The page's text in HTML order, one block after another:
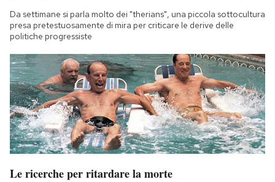
Da settimane si parla molto dei "therians", una piccola sottocultura
presa pretestuosamente di mira per criticare le derive delle
politiche progressiste
Le ricerche per ritardare la morte